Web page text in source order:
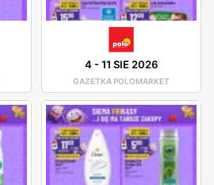
4 -11 SIE 2026
GAZETKA POLOMARKET